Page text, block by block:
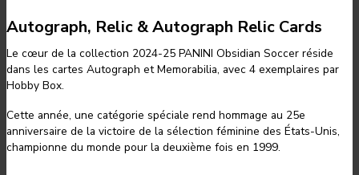
Autograph, Relic & Autograph Relic Cards
Le cœur de la collection 2024-25 PANINI Obsidian Soccer réside
dans les cartes Autograph et Memorabilia, avec 4 exemplaires par
Hobby Box.
Cette année, une catégorie spéciale rend hommage au 25e
anniversaire de la victoire de la sélection féminine des États-Unis,
championne du monde pour la deuxième fois en 1999.